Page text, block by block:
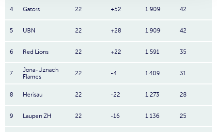
4 Gators 22 +52 1.909 42
5 UBN 22 +28 1.909 42
6 Red Lions 22 +22 1.591 35
7
Jona-Uznach
Flames
22 -4 1.409 31
8 Herisau 22 -22 1.273 28
9 Laupen ZH 22 -16 1.136 25